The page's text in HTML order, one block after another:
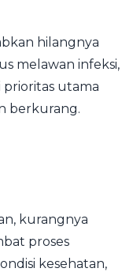
hilangnya
melawan infeksi,
utama
berkurang.
kurangnya
proses
kesehatan,